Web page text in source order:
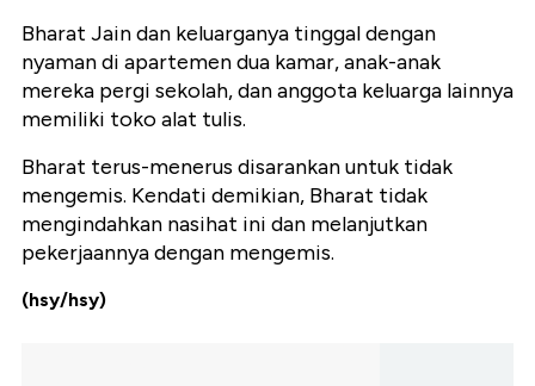
Bharat Jain dan keluarganya tinggal dengan
nyaman di apartemen dua kamar, anak-anak
mereka pergi sekolah, dan anggota keluarga lainnya
memiliki toko alat tulis.
Bharat terus-menerus disarankan untuk tidak
mengemis. Kendati demikian, Bharat tidak
mengindahkan nasihat ini dan melanjutkan
pekerjaannya dengan mengemis.
(hsy/hsy)